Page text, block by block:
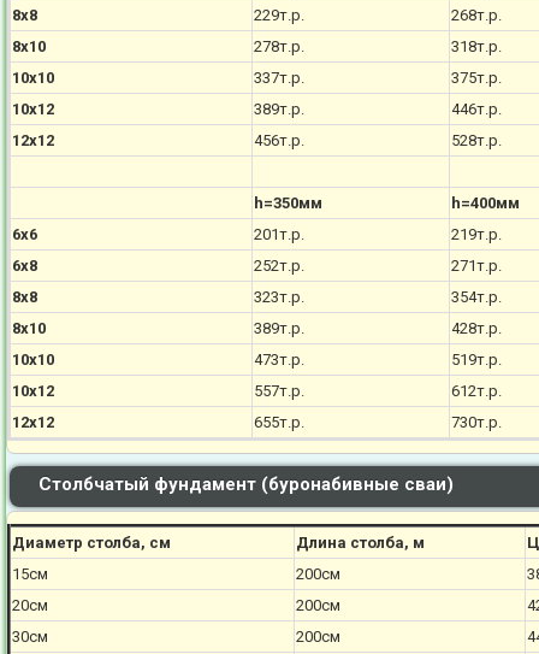
8х8
229т.р.
268т.р.
8х10
278т.р.
318т.р.
10х10
337т.р.
375т.р.
10х12
389т.р.
446т.р.
12х12
456т.р. 528т.р.
h=350мм
h=400мм
6х6
201т.р.
219т.р.
6х8
252т.р.
271т.р.
8х8
323т.р.
354т.р.
8х10
389т.р.
428т.р.
10х10
473т.р.
519т.р.
10х12
557т.р.
612т.р.
12х12
655т.р. 730т.р.
Столбчатый фундамент (буронабивные сваи)
Диаметр столба, см Длина столба, м
15см
200см
20см
200см
30см
200см